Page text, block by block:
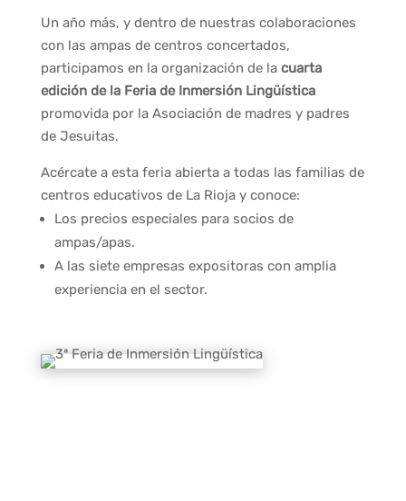
Un año más, y dentro de nuestras colaboraciones
con las ampas de centros concertados,
participamos en la organización de la cuarta
edición de la Feria de Inmersión Lingüística
promovida por la Asociación de madres y padres
de Jesuitas.
Acércate a esta feria abierta a todas las familias de
centros educativos de La Rioja y conoce:
Los precios especiales para socios de
ampas/apas.
A las siete empresas expositoras con amplia
experiencia en el sector.